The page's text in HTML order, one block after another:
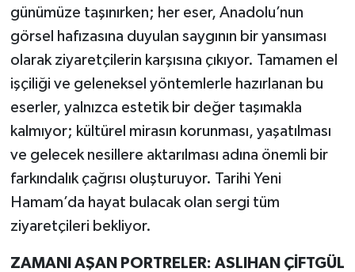
günümüze taşınırken; her eser, Anadolu’nun
görsel hafızasına duyulan saygının bir yansıması
olarak ziyaretçilerin karşısına çıkıyor. Tamamen el
işçiliği ve geleneksel yöntemlerle hazırlanan bu
eserler, yalnızca estetik bir değer taşımakla
kalmıyor; kültürel mirasın korunması, yaşatılması
ve gelecek nesillere aktarılması adına önemli bir
farkındalık çağrısı oluşturuyor. Tarihi Yeni
Hamam’da hayat bulacak olan sergi tüm
ziyaretçileri bekliyor.
ZAMANI AŞAN PORTRELER: ASLIHAN ÇİFTGÜL